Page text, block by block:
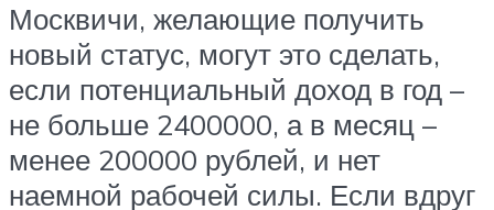
Москвичи, желающие получить
новый статус, могут это сделать,
если потенциальный доход в год –
не больше 2400000, а в месяц –
менее 200000 рублей, и нет
наемной рабочей силы. Если вдруг